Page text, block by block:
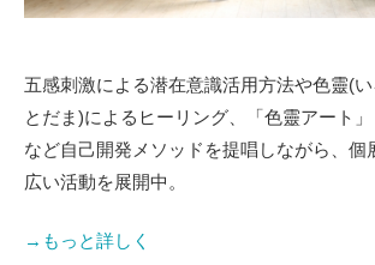
五感刺激による潜在意識活用方法や色靈(
とだま)によるヒーリング、「色靈アート」
など自己開発メソッドを提唱しながら、個
広い活動を展開中。
→もっと詳しく